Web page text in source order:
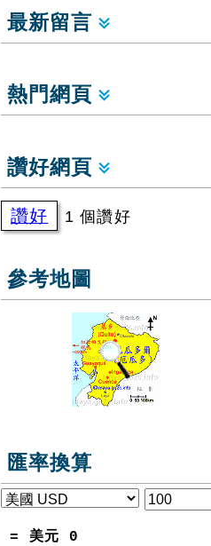
最新留言
熱門網頁
讚好網頁
讚好 1 個讚好
參考地圖
匯率換算
= 美元 0